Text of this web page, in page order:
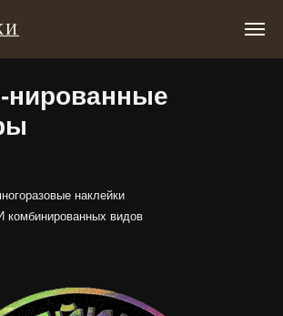
нированные
наклейки
видов